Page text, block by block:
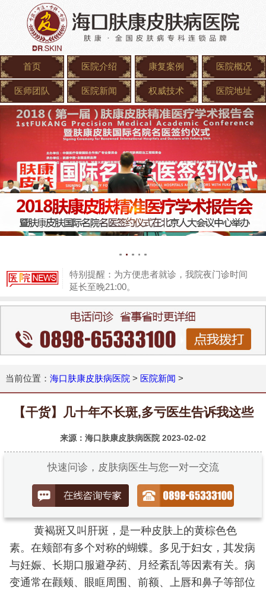
首页 医院介绍 康复案例 医院概况
医师团队 医院新闻 权威技术 医院地址
特别提醒：为方便患者就诊，我院夜门诊时间
延长至晚21:00。
当前位置： 海口肤康皮肤病医院 > 医院新闻 >
【干货】几十年不长斑,多亏医生告诉我这些
来源：海口肤康皮肤病医院 2023-02-02
快速问诊，皮肤病医生与您一对一交流
黄褐斑又叫肝斑，是一种皮肤上的黄棕色色
素。在颊部有多个对称的蝴蝶。多见于妇女，其发病
与妊娠、长期口服避孕药、月经紊乱等因素有关。病
变通常在颧颊、眼眶周围、前额、上唇和鼻子等部位